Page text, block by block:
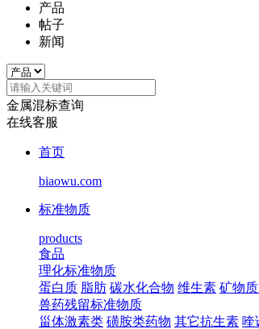
产品
帖子
新闻
金属混标查询
在线客服
首页
biaowu.com
标准物质
products
食品
理化标准物质
蛋白质 脂肪 碳水化合物 维生素 矿物
兽药残留标准物质
甾体激素类 磺胺类药物 其它抗生素 喹